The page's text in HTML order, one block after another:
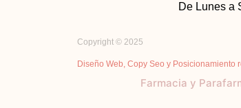
De Lunes a
Copyright © 2025
Diseño Web, Copy Seo y Posicionamiento
Farmacia y